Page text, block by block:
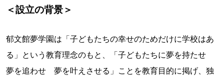
＜設立の背景＞
郁文館夢学園は「子どもたちの幸せのためだけに学校はあ
る」という教育理念のもと、「子どもたちに夢を持たせ
夢を追わせ 夢を叶えさせる」ことを教育目的に掲げ、独